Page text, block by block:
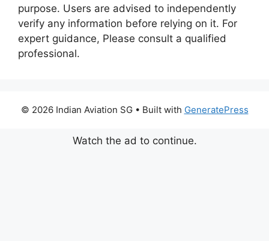
purpose. Users are advised to independently
verify any information before relying on it. For
expert guidance, Please consult a qualified
professional.
© 2026 Indian Aviation SG• Built with GeneratePress
Watch the ad to continue.